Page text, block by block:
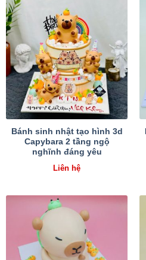
Bánh sinh nhật tạo hình 3d
Capybara 2 tầng ngộ
nghĩnh đáng yêu
Liên hệ